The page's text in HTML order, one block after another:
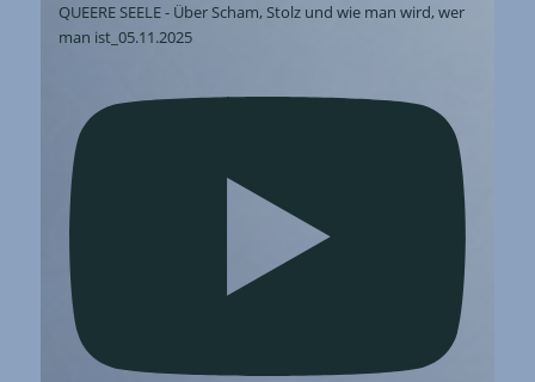
QUEERE SEELE - Über Scham, Stolz und wie man wird, wer
man ist_05.11.2025